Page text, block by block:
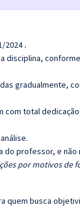
2024.
disciplina,
gradualmente,
total
do professor, e
por motivos de
quem busca